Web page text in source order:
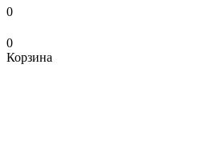
0
0
Корзина